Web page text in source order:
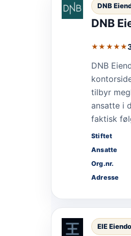
DNB
DNB
★★★★★
DNB
tilbyr
ansatte i
faktisk
Stiftet
Ansatte
Org.nr.
Adresse
EIE